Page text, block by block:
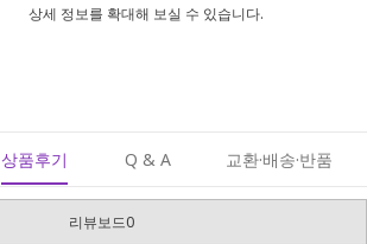
상세 정보를 확대해 보실 수 있습니다.
상품후기 Q & A 교환·배송·반품
리뷰보드0